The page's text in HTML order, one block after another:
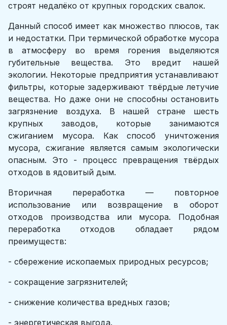
строят недалёко от крупных городских свалок.
Данный способ имеет как множество плюсов, так
и недостатки. При термической обработке мусора
в атмосферу во время горения выделяются
губительные вещества. Это вредит нашей
экологии. Некоторые предприятия устанавливают
фильтры, которые задерживают твёрдые летучие
вещества. Но даже они не способны остановить
загрязнение воздуха. В нашей стране шесть
крупных заводов, которые занимаются
сжиганием мусора. Как способ уничтожения
мусора, сжигание является самым экологически
опасным. Это - процесс превращения твёрдых
отходов в ядовитый дым.
Вторичная переработка — повторное
использование или возвращение в оборот
отходов производства или мусора. Подобная
переработка отходов обладает рядом
преимуществ:
- сбережение ископаемых природных ресурсов;
- сокращение загрязнителей;
- снижение количества вредных газов;
- энергетическая выгода.